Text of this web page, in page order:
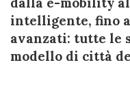
intelligente, fino
avanzati: tutte le
modello di città